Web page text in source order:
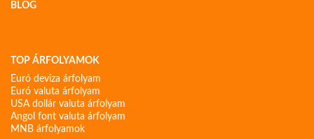
BLOG
TOP ÁRFOLYAMOK
Euró deviza árfolyam
Euró valuta árfolyam
USA dollár valuta árfolyam
Angol font valuta árfolyam
MNB árfolyamok